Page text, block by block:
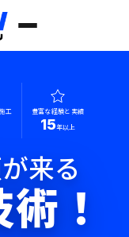
工 豊富な経験と実績
15年以上
来る
！